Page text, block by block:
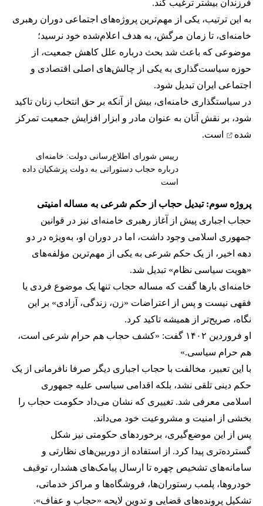
فرزندان بیشتر ترغیب کند.
به این ترتیب، یکی از مهم‌ترین پروژه‌های اجتماعی دوران رهبری
خامنه‌ای، تا زمان مرگش، به هدف اعلام‌شده خود نرسید؛
موضوعی که باعث شد بحث درباره علل کاهش جمعیت، از
حوزه سیاست‌گذاری به یکی از چالش‌های اصلی اقتصادی و
اجتماعی ایران تبدیل شود.
در سیاستگذاری خامنه‌ای، بیش از آنکه بر حق انتخاب زنان تاکید
شود، بر نقش آنان به عنوان مادر و ابزار افزایش جمعیت تمرکز
شده
است.
رییس شورای اطلاع‌رسانی دولت: خامنه‌ای
درباره حجاب دستوراتی به دولت پزشکیان داده
است
پروژه سوم: تبدیل حجاب از حکم شرعی به مساله امنیتی
حجاب اجباری پیش از آغاز رهبری خامنه‌ای نیز در قوانین
جمهوری اسلامی وجود داشت، اما در دوران او، به‌ویژه در دو
دهه اخیر، از یک حکم شرعی به یکی از مهم‌ترین مؤلفه‌های
«هویت سیاسی نظام» تبدیل شد.
خامنه‌ای بارها گفت که مساله حجاب تنها یک موضوع فردی یا
فقهی نیست و پس از اعتراضات «زن، زندگی، آزادی» بر این
نگاه، صریح‌تر از همیشه تاکید کرد.
او فروردین ۱۴۰۲ گفت: «کشف حجاب هم حرام شرعی است،
هم حرام سیاسی.»
با این تعبیر، مخالفت با حجاب اجباری دیگر صرفا نافرمانی از یک
حکم دینی تلقی نشد، بلکه اقدامی سیاسی علیه جمهوری
اسلامی معرفی شد. تغییری که نشان می‌داد حکومت حجاب را
بخشی از امنیت و مشروعیت خود می‌داند.
پس از این موضع‌گیری، برخوردهای حکومتی نیز شکل
گسترده‌تری پیدا کرد. از استفاده از دوربین‌های نظارتی و
سامانه‌های تشخیص چهره تا ارسال پیامک‌های هشدار، توقیف
خودروها، پلمب رستوران‌ها، فروشگاه‌ها و مراکز خدماتی،
تشکیل پرونده‌های قضایی و تدوین لایحه «حجاب و عفاف».